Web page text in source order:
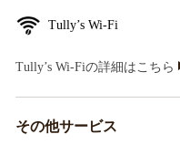
Tully’s Wi-Fi
Tully’s Wi-Fiの詳細はこちら
その他サービス